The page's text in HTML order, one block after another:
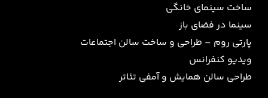
ساخت سینمای خانگی
سینما در فضای باز
پارتی روم – طراحی و ساخت سالن اجتماعات
ویدیو کنفرانس
طراحی سالن همایش و آمفی تئاتر